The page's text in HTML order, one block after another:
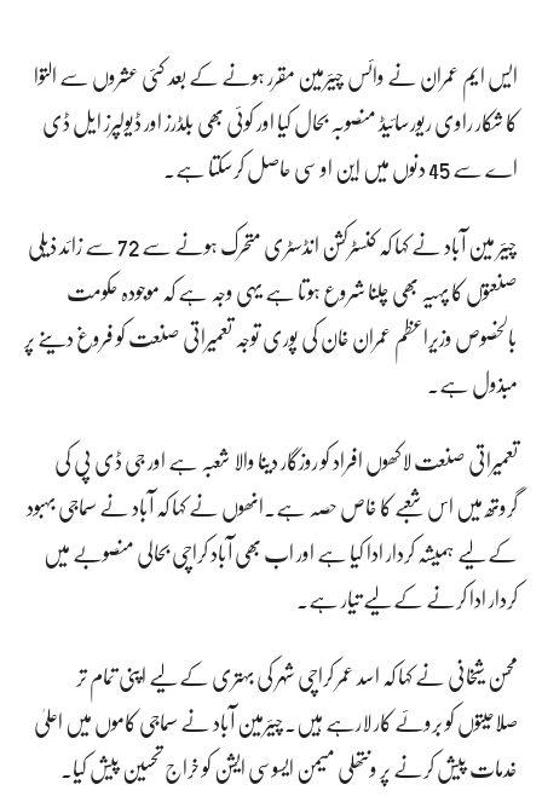
ایس ایم عمران نے وائس چیئرمین مقرر ہونے کے بعد کئی عشروں سے التوا
کا شکار راوی ریورسائیڈ منصوبہ بحال کیا اور کوئی بھی بلڈرز اور ڈیولپرز ایل ڈی
اے سے 45 دنوں میں این او سی حاصل کرسکتا ہے۔
چیئر مین آباد نے کہا کہ کنسٹرکشن انڈسٹری متحرک ہونے سے 72 سے زائد ذیلی
صنعتوں کا پہیہ بھی چلنا شروع ہوتا ہے یہی وجہ ہے کہ موجودہ حکومت
بالخصوص وزیراعظم عمران خان کی پوری توجہ تعمیراتی صنعت کو فروغ دینے پر
مبذول ہے۔
تعمیراتی صنعت لاکھوں افراد کو روزگار دینا والا شعبہ ہے اور جی ڈی پی کی
گروتھ میں اس شعبے کا خاص حصہ ہے۔انھوں نے کہا کہ آباد نے سماجی بہبود
کے لیے ہمیشہ کردار ادا کیا ہے اور اب بھی آباد کراچی بحالی منصوبے میں
کردار ادا کرنے کے لیے تیار ہے۔
محسن شیخانی نے کہا کہ اسد عمر کراچی شہر کی بہتری کے لیے اپنی تمام تر
صلاحیتوں کو بروئے کار لارہے ہیں۔چیئرمین آباد نے سماجی کاموں میں اعلیٰ
خدمات پیش کرنے پر ونتھلی میمن ایسوسی ایشن کو خراج تحسین پیش کیا۔